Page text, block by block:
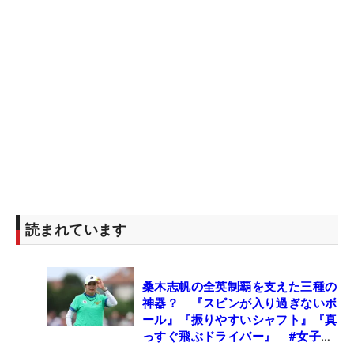
読まれています
桑木志帆の全英制覇を支えた三種の
神器？ 『スピンが入り過ぎないボ
ール』『振りやすいシャフト』『真
っすぐ飛ぶドライバー』 #女子プ